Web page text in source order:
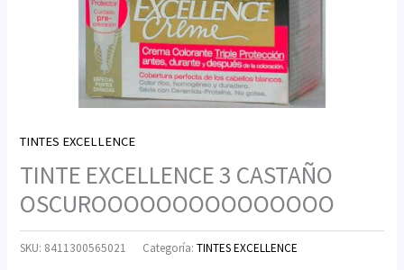
TINTES EXCELLENCE
TINTE EXCELLENCE 3 CASTAÑO
OSCUROOOOOOOOOOOOOOO
SKU: 8411300565021 Categoría:TINTES EXCELLENCE